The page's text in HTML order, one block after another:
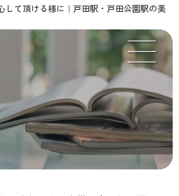
して頂ける様に｜戸田駅・戸田公園駅の美